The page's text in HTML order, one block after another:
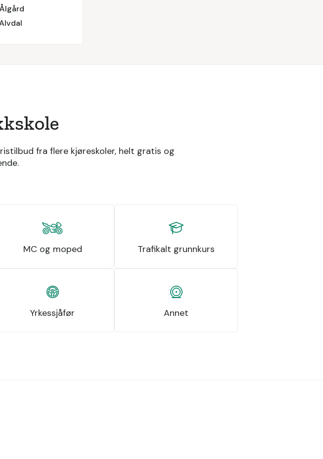
fra flere kjøreskoler, helt gratis og
MC og moped Trafikalt grunnkurs
Yrkessjåfør Annet